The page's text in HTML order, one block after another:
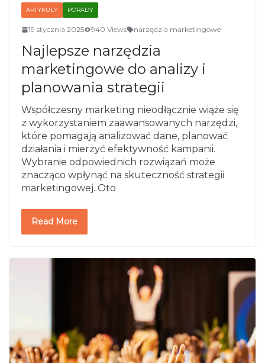
ARTYKUŁY PORADY
19 stycznia 2025 940 Views narzędzia marketingowe
Najlepsze narzędzia
marketingowe do analizy i
planowania strategii
Współczesny marketing nieodłącznie wiąże się
z wykorzystaniem zaawansowanych narzędzi,
które pomagają analizować dane, planować
działania i mierzyć efektywność kampanii.
Wybranie odpowiednich rozwiązań może
znacząco wpłynąć na skuteczność strategii
marketingowej. Oto
Read More